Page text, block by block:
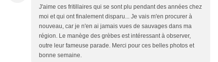
J'aime ces fritillaires qui se sont plu pendant des années chez
moi et qui ont finalement disparu... Je vais m'en procurer à
nouveau, car je n'en ai jamais vues de sauvages dans ma
région. Le manège des grèbes est intéressant à observer,
outre leur fameuse parade. Merci pour ces belles photos et
bonne semaine.